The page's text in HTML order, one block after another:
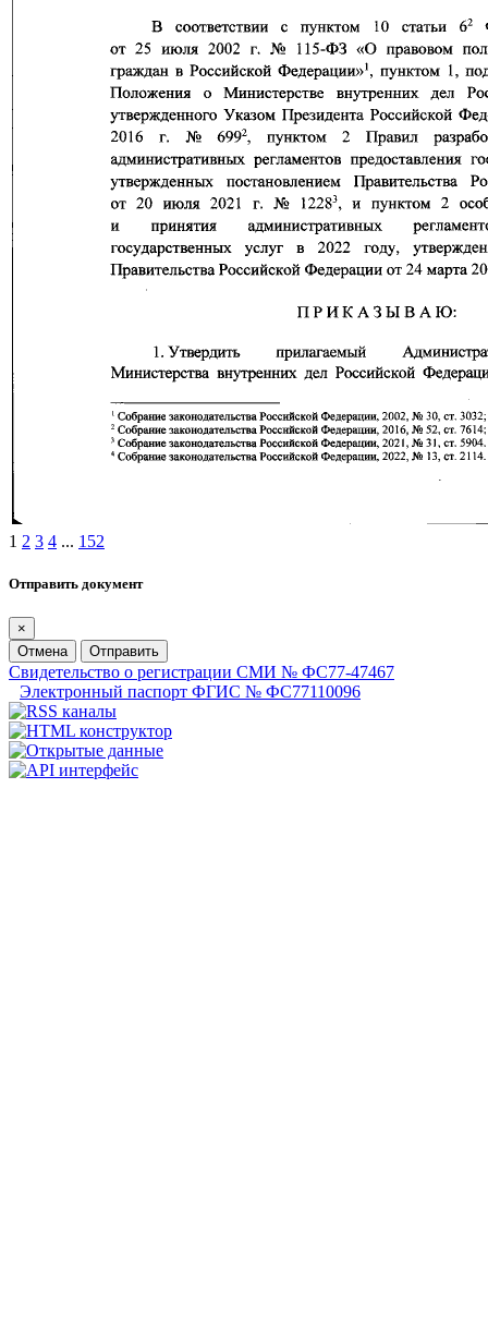
1 2 3 4 ... 152
Отправить документ
×
Отмена
Отправить
Свидетельство о регистрации СМИ № ФС77-47467
Электронный паспорт ФГИС № ФС77110096